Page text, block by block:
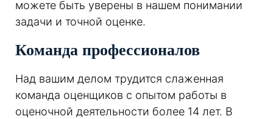
можете быть уверены в нашем понимании
задачи и точной оценке.
Команда профессионалов
Над вашим делом трудится слаженная
команда оценщиков с опытом работы в
оценочной деятельности более 14 лет. В